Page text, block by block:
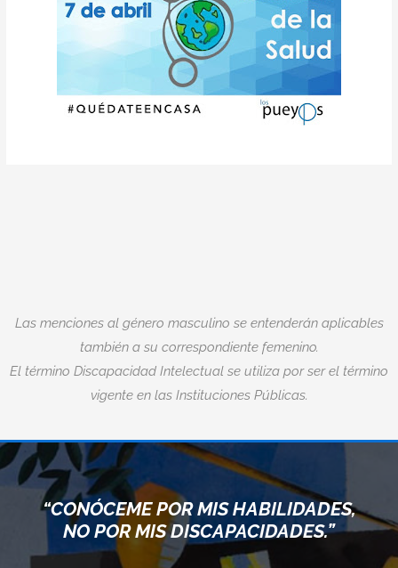
Las menciones al género masculino se entenderán aplicables
también a su correspondiente femenino.
El término Discapacidad Intelectual se utiliza por ser el término
vigente en las Instituciones Públicas.
“CONÓCEME POR MIS HABILIDADES,
NO POR MIS DISCAPACIDADES.”